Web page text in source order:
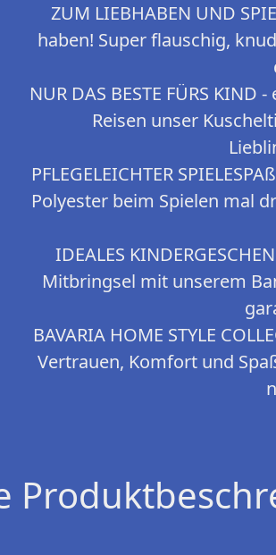
ZUM LIEBHABEN UND
haben! Super flauschig,
NUR DAS BESTE FÜRS
Reisen unser
PFLEGELEICHTER
Polyester beim Spielen mal
IDEALES
Mitbringsel mit unserem
BAVARIA HOME STYLE
Vertrauen, Komfort und